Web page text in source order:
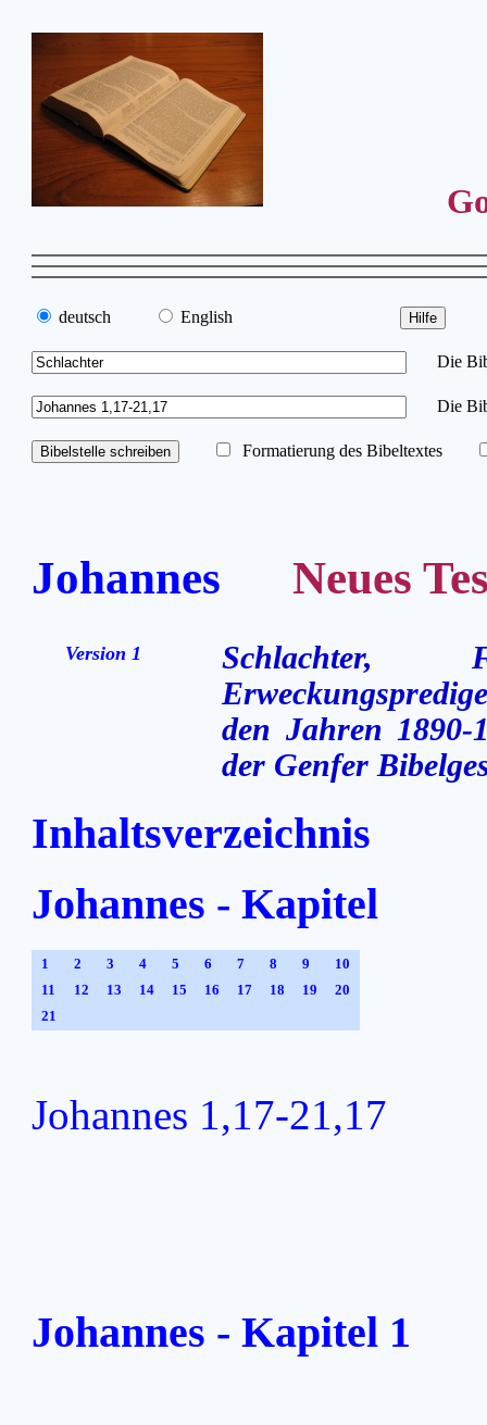
deutsch English
Die
Die
Formatierung des Bibeltextes
Johannes Neues
Version 1
Schlachter,
den Jahren 1890-
der Genfer
Inhaltsverzeichnis
Johannes - Kapitel
1 2 3 4 5 6 7 8 9
10
11
12 13 14 15 16 17 18 19
20
21
Johannes 1,17-21,17
Johannes - Kapitel 1